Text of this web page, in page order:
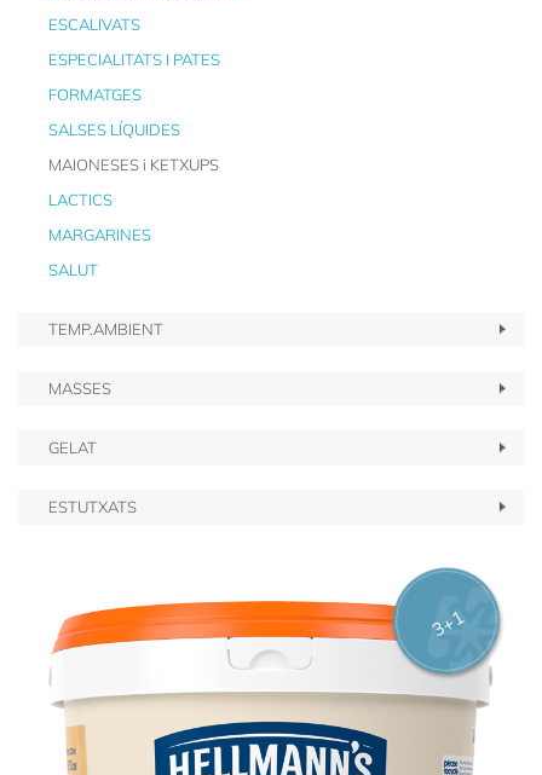
ESCALIVATS
ESPECIALITATS I PATES
FORMATGES
SALSES LÍQUIDES
MAIONESES i KETXUPS
LACTICS
MARGARINES
SALUT
TEMP.AMBIENT
MASSES
GELAT
ESTUTXATS
3+1